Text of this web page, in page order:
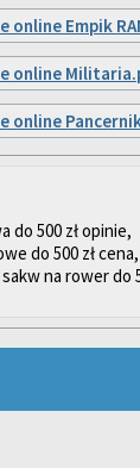
Empik
online
do 500 zł opinie,
do 500 zł cena,
na rower do